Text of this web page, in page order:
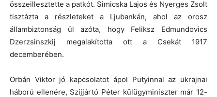
összeillesztette a patkót. Simicska Lajos és Nyerges Zsolt
tisztázta a részleteket a Ljubankán, ahol az orosz
állambiztonság ül azóta, hogy Feliksz Edmundovics
Dzerzsinszkij megalakította ott a Csekát 1917
decemberében.
Orbán Viktor jó kapcsolatot ápol Putyinnal az ukrajnai
háború ellenére, Szijjártó Péter külügyminiszter már 12-